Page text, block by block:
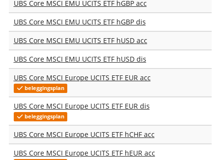
UBS Core MSCI EMU UCITS ETF hGBP acc
UBS Core MSCI EMU UCITS ETF hGBP dis
UBS Core MSCI EMU UCITS ETF hUSD acc
UBS Core MSCI EMU UCITS ETF hUSD dis
UBS Core MSCI Europe UCITS ETF EUR acc
beleggingsplan
UBS Core MSCI Europe UCITS ETF EUR dis
beleggingsplan
UBS Core MSCI Europe UCITS ETF hCHF acc
UBS Core MSCI Europe UCITS ETF hEUR acc